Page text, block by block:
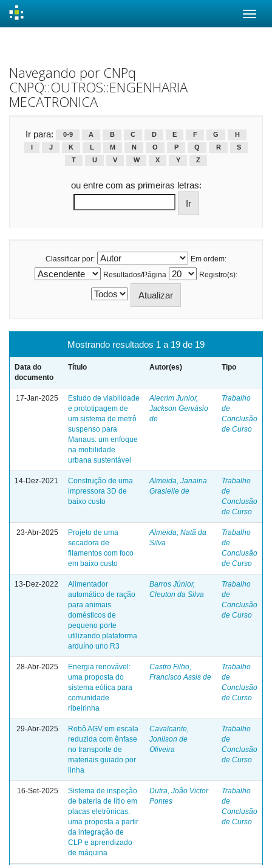
Navegando por CNPq
CNPQ::OUTROS::ENGENHARIA
MECATRONICA
Ir para: 0-9 A B C D E F G
H
J K L M N O P Q R
S
T
U V W X Y Z
ou entre com as primeiras letras:
Classificar por:
Em ordem:
Resultados/Página
Registro(s):
Mostrando resultados 1 a 19 de 19
Data do
documento
Título Autor(es) Tipo
17-Jan-2025
Estudo de viabilidade
e prototipagem de
um sistema de metrô
suspenso para
Manaus: um enfoque
na mobilidade
urbana sustentável
Alecrim Junior,
Jackson Gervásio
de
Trabalho
de
Conclusão
de Curso
14-Dez-2021
Construção de uma
impressora 3D de
baixo custo
Almeida, Janaina
Grasielle de
Trabalho
de
Conclusão
de Curso
23-Abr-2025
Projeto de uma
secadora de
filamentos com foco
em baixo custo
Almeida, Natã da
Silva
Trabalho
de
Conclusão
de Curso
13-Dez-2022
Alimentador
automático de ração
para animais
domésticos de
pequeno porte
utilizando plataforma
arduíno uno R3
Barros Júnior,
Cleuton da Silva
Trabalho
de
Conclusão
de Curso
28-Abr-2025
Energia renovável:
uma proposta do
sistema eólica para
comunidade
ribeirinha
Castro Filho,
Francisco Assis de
Trabalho
de
Conclusão
de Curso
29-Abr-2025
Robô AGV em escala
reduzida com ênfase
no transporte de
materiais guiado por
linha
Cavalcante,
Jonilson de
Oliveira
Trabalho
de
Conclusão
de Curso
16-Set-2025
Sistema de inspeção
de bateria de lítio em
placas eletrônicas:
uma proposta a partir
da integração de
CLP e aprendizado
de máquina
Dutra, João Victor
Pontes
Trabalho
de
Conclusão
de Curso